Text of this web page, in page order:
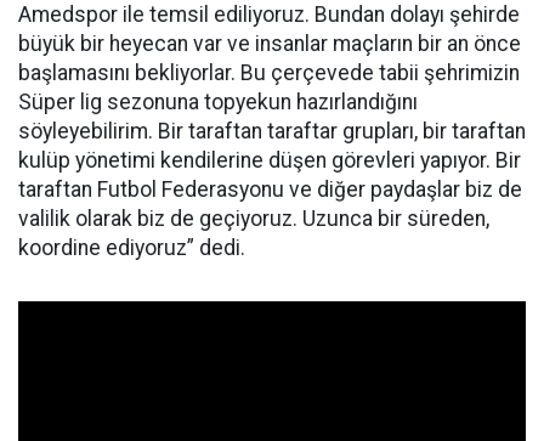
Amedspor ile temsil ediliyoruz. Bundan dolayı şehirde
büyük bir heyecan var ve insanlar maçların bir an önce
başlamasını bekliyorlar. Bu çerçevede tabii şehrimizin
Süper lig sezonuna topyekun hazırlandığını
söyleyebilirim. Bir taraftan taraftar grupları, bir taraftan
kulüp yönetimi kendilerine düşen görevleri yapıyor. Bir
taraftan Futbol Federasyonu ve diğer paydaşlar biz de
valilik olarak biz de geçiyoruz. Uzunca bir süreden,
koordine ediyoruz” dedi.